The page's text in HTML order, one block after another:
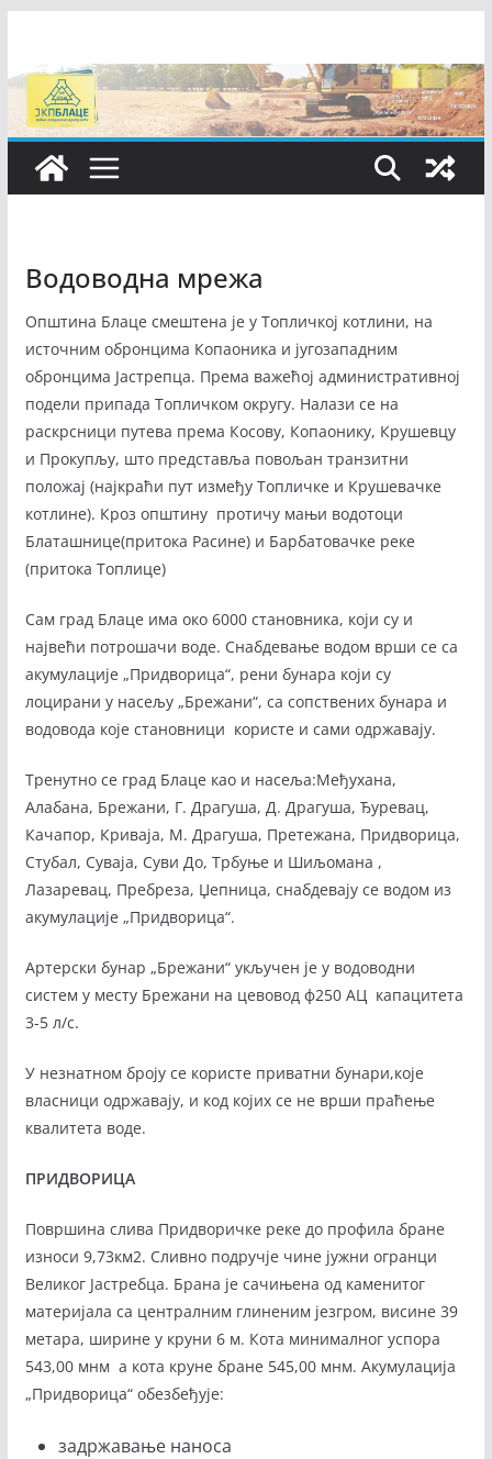
content
Водоводна мрежа
Општина Блаце смештена је у Топличкој котлини, на
источним обронцима Копаоника и југозападним
обронцима Јастрепца. Према важећој административној
подели припада Топличком округу. Налази се на
раскрсници путева према Косову, Копаонику, Крушевцу
и Прокупљу, што представља повољан транзитни
положај (најкраћи пут између Топличке и Крушевачке
котлине). Кроз општину протичу мањи водотоци
Блаташнице(притока Расине) и Барбатовачке реке
(притока Топлице)
Сам град Блаце има око 6000 становника, који су и
највећи потрошачи воде. Снабдевање водом врши се са
акумулације „Придворица“, рени бунара који су
лоцирани у насељу „Брежани“, са сопствених бунара и
водовода које становници користе и сами одржавају.
Тренутно се град Блаце као и насеља:Међухана,
Алабана, Брежани, Г. Драгуша, Д. Драгуша, Ђуревац,
Качапор, Криваја, М. Драгуша, Претежана, Придворица,
Стубал, Суваја, Суви До, Трбуње и Шиљомана ,
Лазаревац, Пребреза, Џепница, снабдевају се водом из
акумулације „Придворица“.
Артерски бунар „Брежани“ укључен је у водоводни
систем у месту Брежани на цевовод ф250 АЦ капацитета
3-5 л/с.
У незнатном броју се користе приватни бунари,које
власници одржавају, и код којих се не врши праћење
квалитета воде.
ПРИДВОРИЦА
Површина слива Придворичке реке до профила бране
износи 9,73км2. Сливно подручје чине јужни огранци
Великог Јастребца. Брана је сачињена од каменитог
материјала са централним глиненим језгром, висине 39
метара, ширине у круни 6 м. Кота минималног успора
543,00 мнм а кота круне бране 545,00 мнм. Акумулација
„Придворица“ обезбеђује:
задржавање наноса